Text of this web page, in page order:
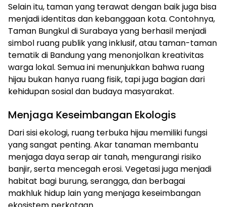
Selain itu, taman yang terawat dengan baik juga bisa
menjadi identitas dan kebanggaan kota. Contohnya,
Taman Bungkul di Surabaya yang berhasil menjadi
simbol ruang publik yang inklusif, atau taman-taman
tematik di Bandung yang menonjolkan kreativitas
warga lokal. Semua ini menunjukkan bahwa ruang
hijau bukan hanya ruang fisik, tapi juga bagian dari
kehidupan sosial dan budaya masyarakat.
Menjaga Keseimbangan Ekologis
Dari sisi ekologi, ruang terbuka hijau memiliki fungsi
yang sangat penting. Akar tanaman membantu
menjaga daya serap air tanah, mengurangi risiko
banjir, serta mencegah erosi. Vegetasi juga menjadi
habitat bagi burung, serangga, dan berbagai
makhluk hidup lain yang menjaga keseimbangan